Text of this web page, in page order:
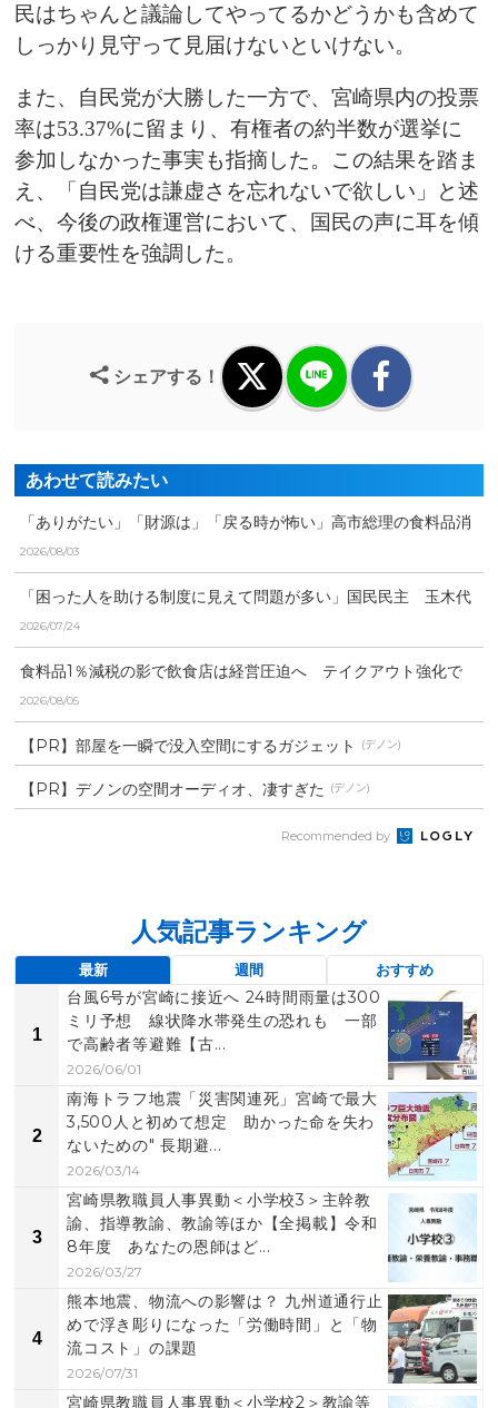
民はちゃんと議論してやってるかどうかも含めて
しっかり見守って見届けないといけない。
また、自民党が大勝した一方で、宮崎県内の投票
率は53.37%に留まり、有権者の約半数が選挙に
参加しなかった事実も指摘した。この結果を踏ま
え、「自民党は謙虚さを忘れないで欲しい」と述
べ、今後の政権運営において、国民の声に耳を傾
ける重要性を強調した。
シェアする！
あわせて読みたい
「ありがたい」「財源は」「戻る時が怖い」高市総理の食料品消
費税率1％表明に様々な...
2026/08/03
「困った人を助ける制度に見えて問題が多い」国民民主 玉木代
表食料品の消費税減税に...
2026/07/24
食料品1％減税の影で飲食店は経営圧迫へ テイクアウト強化で
生き残り図る店舗も
2026/08/05
【PR】部屋を一瞬で没入空間にするガジェット (デノン)
【PR】デノンの空間オーディオ、凄すぎた (デノン)
Recommended by
人気記事ランキング
最新 週間 おすすめ
1
台風6号が宮崎に接近へ 24時間雨量は300
ミリ予想 線状降水帯発生の恐れも 一部
で高齢者等避難【古...
2026/06/01
2
南海トラフ地震「災害関連死」宮崎で最大
3,500人と初めて想定 助かった命を失わ
ないための" 長期避...
2026/03/14
3
宮崎県教職員人事異動＜小学校3＞主幹教
諭、指導教諭、教諭等ほか【全掲載】令和
8年度 あなたの恩師はど...
2026/03/27
4
熊本地震、物流への影響は？ 九州道通行止
めで浮き彫りになった「労働時間」と「物
流コスト」の課題
2026/07/31
宮崎県教職員人事異動＜小学校2＞教諭等